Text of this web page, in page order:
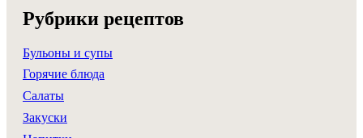
Рубрики рецептов
Бульоны и супы
Горячие блюда
Салаты
Закуски